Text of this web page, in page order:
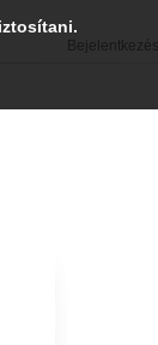
Bejelentkezés